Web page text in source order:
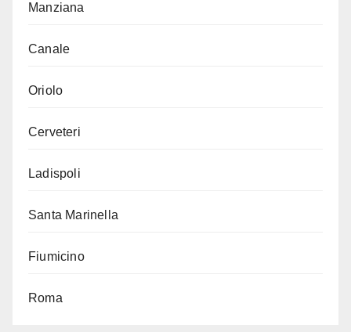
Manziana
Canale
Oriolo
Cerveteri
Ladispoli
Santa Marinella
Fiumicino
Roma